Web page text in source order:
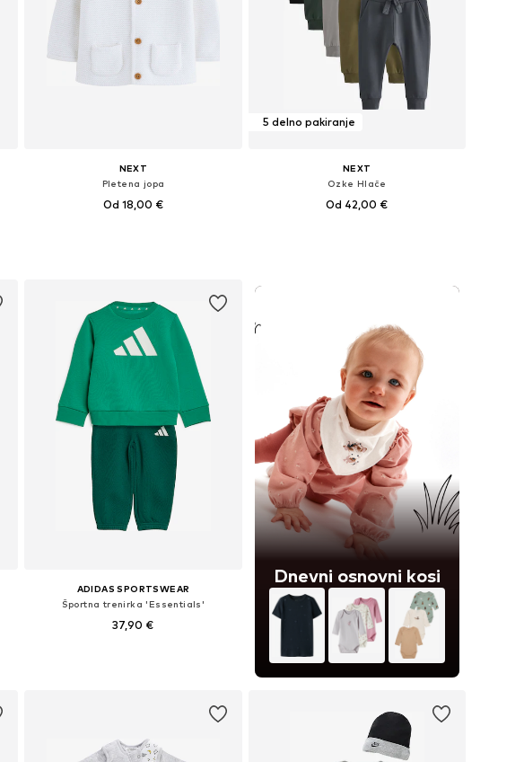
NEXT
Pletena jopa
Od 18,00 €
5 delno pakiranje
NEXT
Ozke Hlače
Od 42,00 €
ADIDAS SPORTSWEAR
Športna trenirka 'Essentials'
37,90 €
Dnevni osnovni kosi